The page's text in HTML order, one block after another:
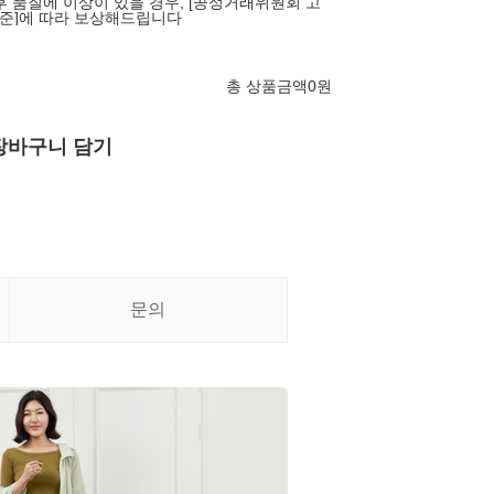
]에 따라 보상해드립니다
총 상품금액0원
바구니 담기
문의